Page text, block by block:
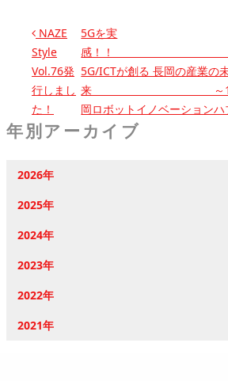
投稿ナビゲーション
NAZE
Style
Vol.76発
行しまし
た！
5Gを実
感
5G/ICTが創る 長岡の産業の
来 ～10/22合
岡ロボットイノベーション
年別アーカイブ
2026年
2025年
2024年
2023年
2022年
2021年